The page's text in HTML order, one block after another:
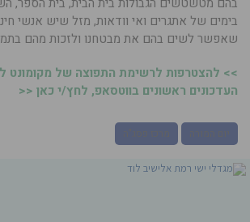
בימים של אתגרים ואי וודאות, מזל שיש אנשי
שאפשר לשים בהם את מבטחנו ולזכות מהם
>> להצטרפות לרשימת התפוצה של מקומונט
העדכונים ראשונים בווטסאפ, לחץ/י כאן <<